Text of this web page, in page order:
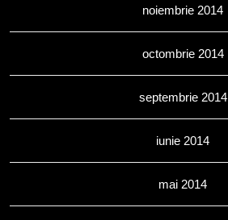
noiembrie 2014
octombrie 2014
septembrie 2014
iunie 2014
mai 2014